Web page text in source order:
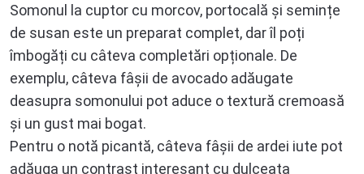
Somonul la cuptor cu morcov, portocală și semințe
de susan este un preparat complet, dar îl poți
îmbogăți cu câteva completări opționale. De
exemplu, câteva fâșii de avocado adăugate
deasupra somonului pot aduce o textură cremoasă
și un gust mai bogat.
Pentru o notă picantă, câteva fâșii de ardei iute pot
adăuga un contrast interesant cu dulceața